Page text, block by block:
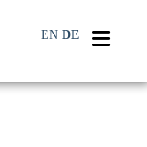
EN DE